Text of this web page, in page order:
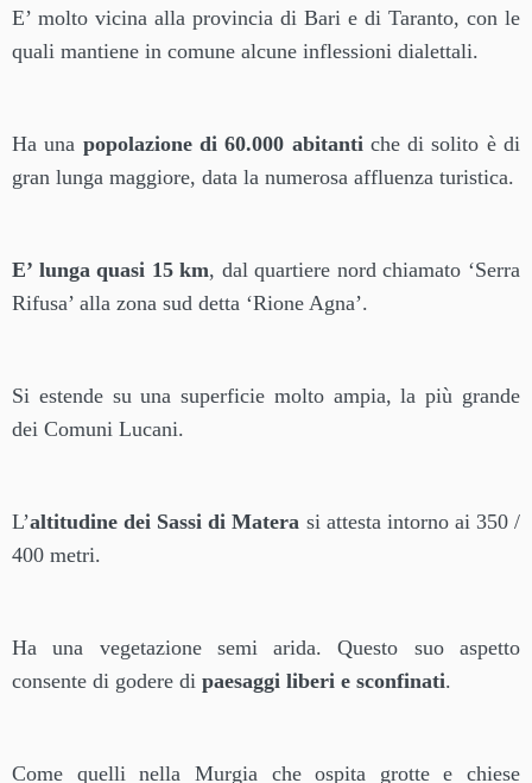
E’ molto vicina alla provincia di Bari e di Taranto, con le
quali mantiene in comune alcune inflessioni dialettali.
Ha una popolazione di 60.000 abitantiche di solito è di
gran lunga maggiore, data la numerosa affluenza turistica.
E’ lunga quasi 15 km, dal quartiere nord chiamato ‘Serra
Rifusa’ alla zona sud detta ‘Rione Agna’.
Si estende su una superficie molto ampia, la più grande
dei Comuni Lucani.
L’altitudine dei Sassi di Matera si attesta intorno ai 350 /
400 metri.
Ha una vegetazione semi arida. Questo suo aspetto
consente di godere di paesaggi liberi e sconfinati.
Come quelli nella Murgia che ospita grotte e chiese